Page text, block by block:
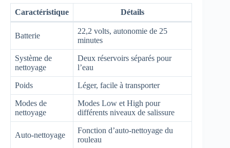
Caractéristique Détails
Batterie
22,2 volts, autonomie de 25
minutes
Système de
nettoyage
Deux réservoirs séparés pour
l’eau
Poids Léger, facile à transporter
Modes de
nettoyage
Modes Low et High pour
différents niveaux de salissure
Auto-nettoyage
Fonction d’auto-nettoyage du
rouleau